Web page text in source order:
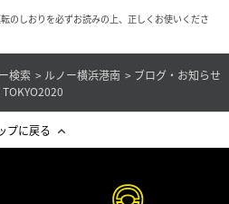
のしおりを必ずお読みの上、正しくお使いくださ
検索 ルノー横浜港南
ブログ・お知らせ
TOKYO2020
プに戻る